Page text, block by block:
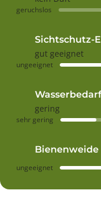
geruchslos
Sichtschutz-
gut geeignet
ungeeignet
Wasserbedarf
gering
sehr gering
Bienenweide
ungeeignet